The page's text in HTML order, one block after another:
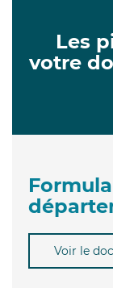
Les
votre
Voir le